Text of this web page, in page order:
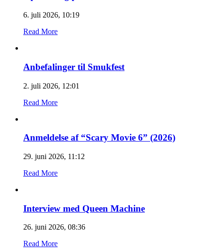
6. juli 2026, 10:19
Read More
Anbefalinger til Smukfest
2. juli 2026, 12:01
Read More
Anmeldelse af “Scary Movie 6” (2026)
29. juni 2026, 11:12
Read More
Interview med Queen Machine
26. juni 2026, 08:36
Read More